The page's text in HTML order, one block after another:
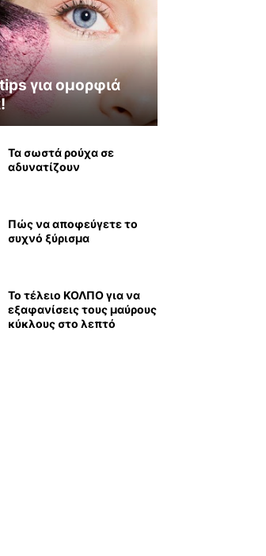
για ομορφιά
Τα σωστά ρούχα σε
αδυνατίζουν
Πώς να αποφεύγετε το
συχνό ξύρισμα
Το τέλειο ΚΟΛΠΟ για να
εξαφανίσεις τους μαύρους
κύκλους στο λεπτό